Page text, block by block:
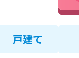
戸建て